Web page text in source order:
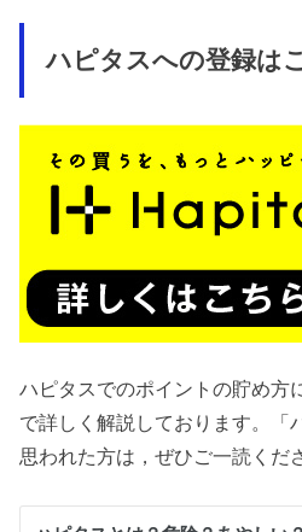
ハピタスへの登録は
ハピタスでのポイントの貯め方
で詳しく解説しております。「
思われた方は，ぜひご一読くだ